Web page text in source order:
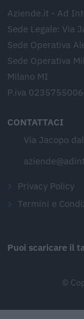
Aziende.it - Ad
Sede Legale: Via
Sede Operativa
Sede Operativa
Milano MI
P.iva
CONTATTACI
Via Jacopo
Privacy Policy
Termini e
Puoi scaricare il
©